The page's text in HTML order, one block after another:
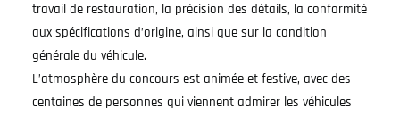
travail de restauration, la précision des détails, la conformité
aux spécifications d’origine, ainsi que sur la condition
générale du véhicule.
L’atmosphère du concours est animée et festive, avec des
centaines de personnes qui viennent admirer les véhicules